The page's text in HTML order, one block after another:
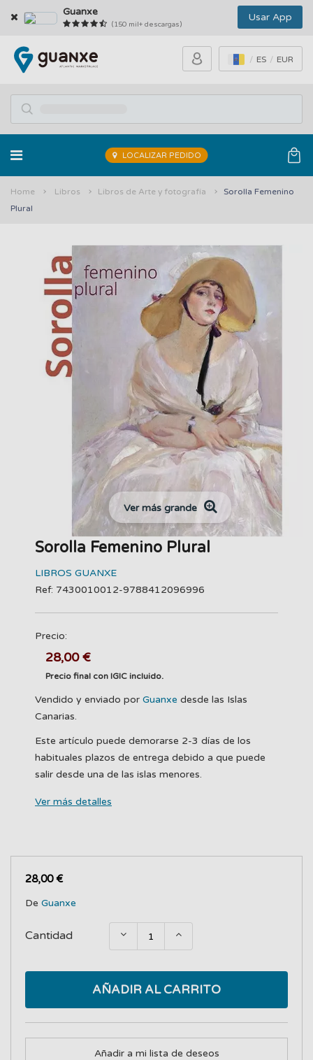
Guanxe
(150 mil+ descargas)
Usar App
ES EUR
LOCALIZAR PEDIDO
Home Libros Libros de Arte y fotografía
Sorolla Femenino
Plural
Ver más grande
Sorolla Femenino Plural
LIBROS GUANXE
Ref: 7430010012-9788412096996
Precio:
28,00 €
Precio final con IGIC incluido.
Vendido y enviado por Guanxe desde las Islas
Canarias.
Este artículo puede demorarse 2-3 días de los
habituales plazos de entrega debido a que puede
salir desde una de las islas menores.
Ver más detalles
28,00 €
De Guanxe
Cantidad
AÑADIR AL CARRITO
Añadir a mi lista de deseos